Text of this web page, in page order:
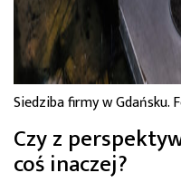
Siedziba firmy w Gdańsku.
Czy z
coś inaczej?